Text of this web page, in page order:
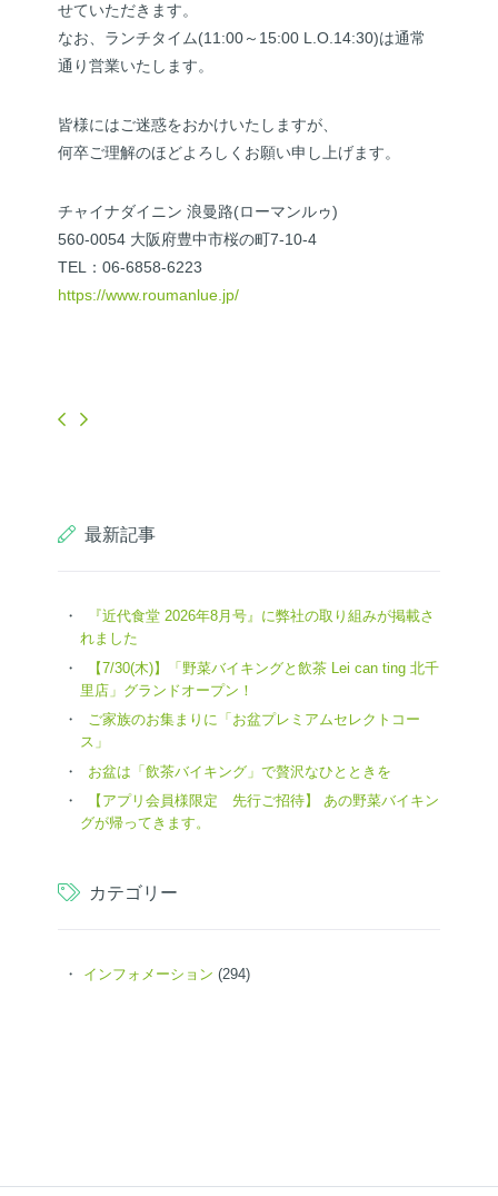
せていただきます。
なお、ランチタイム(11:00～15:00 L.O.14:30)は通常
通り営業いたします。
皆様にはご迷惑をおかけいたしますが、
何卒ご理解のほどよろしくお願い申し上げます。
チャイナダイニン 浪曼路(ローマンルゥ)
560-0054 大阪府豊中市桜の町7-10-4
TEL：06-6858-6223
https://www.roumanlue.jp/
最新記事
『近代食堂 2026年8月号』に弊社の取り組みが掲載さ
れました
【7/30(木)】「野菜バイキングと飲茶 Lei can ting 北千
里店」グランドオープン！
ご家族のお集まりに「お盆プレミアムセレクトコー
ス」
お盆は「飲茶バイキング」で贅沢なひとときを
【アプリ会員様限定 先行ご招待】 あの野菜バイキン
グが帰ってきます。
カテゴリー
インフォメーション (294)